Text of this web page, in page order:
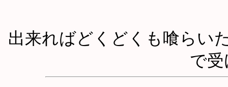
出来ればどくどくも喰らい
で